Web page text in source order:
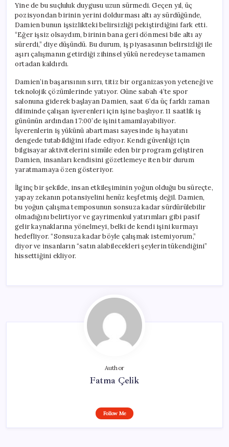
Yine de bu suçluluk duygusu uzun sürmedi. Geçen yıl, üç
pozisyondan birinin yerini doldurması altı ay sürdüğünde,
Damien bunun işsizlikteki belirsizliği pekiştirdiğini fark etti.
“Eğer işsiz olsaydım, birinin bana geri dönmesi bile altı ay
sürerdi,” diye düşündü. Bu durum, iş piyasasının belirsizliği ile
aşırı çalışmanın getirdiği zihinsel yükü neredeyse tamamen
ortadan kaldırdı.
Damien’in başarısının sırrı, titiz bir organizasyon yeteneği ve
teknolojik çözümlerinde yatıyor. Güne sabah 4’te spor
salonuna giderek başlayan Damien, saat 6’da üç farklı zaman
diliminde çalışan işverenleri için işine başlıyor. 11 saatlik iş
gününün ardından 17:00’de işini tamamlayabiliyor.
İşverenlerin iş yükünü abartması sayesinde iş hayatını
dengede tutabildiğini ifade ediyor. Kendi güvenliği için
bilgisayar aktivitelerini simüle eden bir program geliştiren
Damien, insanları kendisini gözetlemeye iten bir durum
yaratmamaya özen gösteriyor.
İlginç bir şekilde, insan etkileşiminin yoğun olduğu bu süreçte,
yapay zekanın potansiyelini henüz keşfetmiş değil. Damien,
bu yoğun çalışma temposunun sonsuza kadar sürdürülebilir
olmadığını belirtiyor ve gayrimenkul yatırımları gibi pasif
gelir kaynaklarına yönelmeyi, belki de kendi işini kurmayı
hedefliyor. “Sonsuza kadar böyle çalışmak istemiyorum,”
diyor ve insanların “satın alabilecekleri şeylerin tükendiğini”
hissettiğini ekliyor.
Author
Fatma Çelik
Follow Me